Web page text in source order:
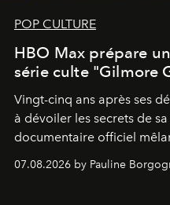
POP CULTURE
HBO Max prépare
série culte "Gilmore
Vingt-cinq ans après ses
à dévoiler les secrets de
documentaire officiel
générationnel.
07.08.2026 by Pauline